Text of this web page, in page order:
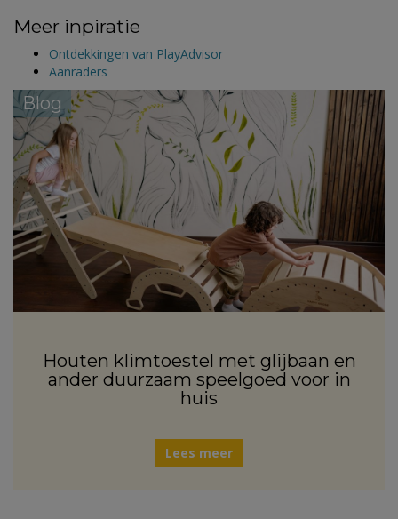
Meer inpiratie
Ontdekkingen van PlayAdvisor
Aanraders
Blog
Houten klimtoestel met glijbaan en
ander duurzaam speelgoed voor in
huis
Lees meer